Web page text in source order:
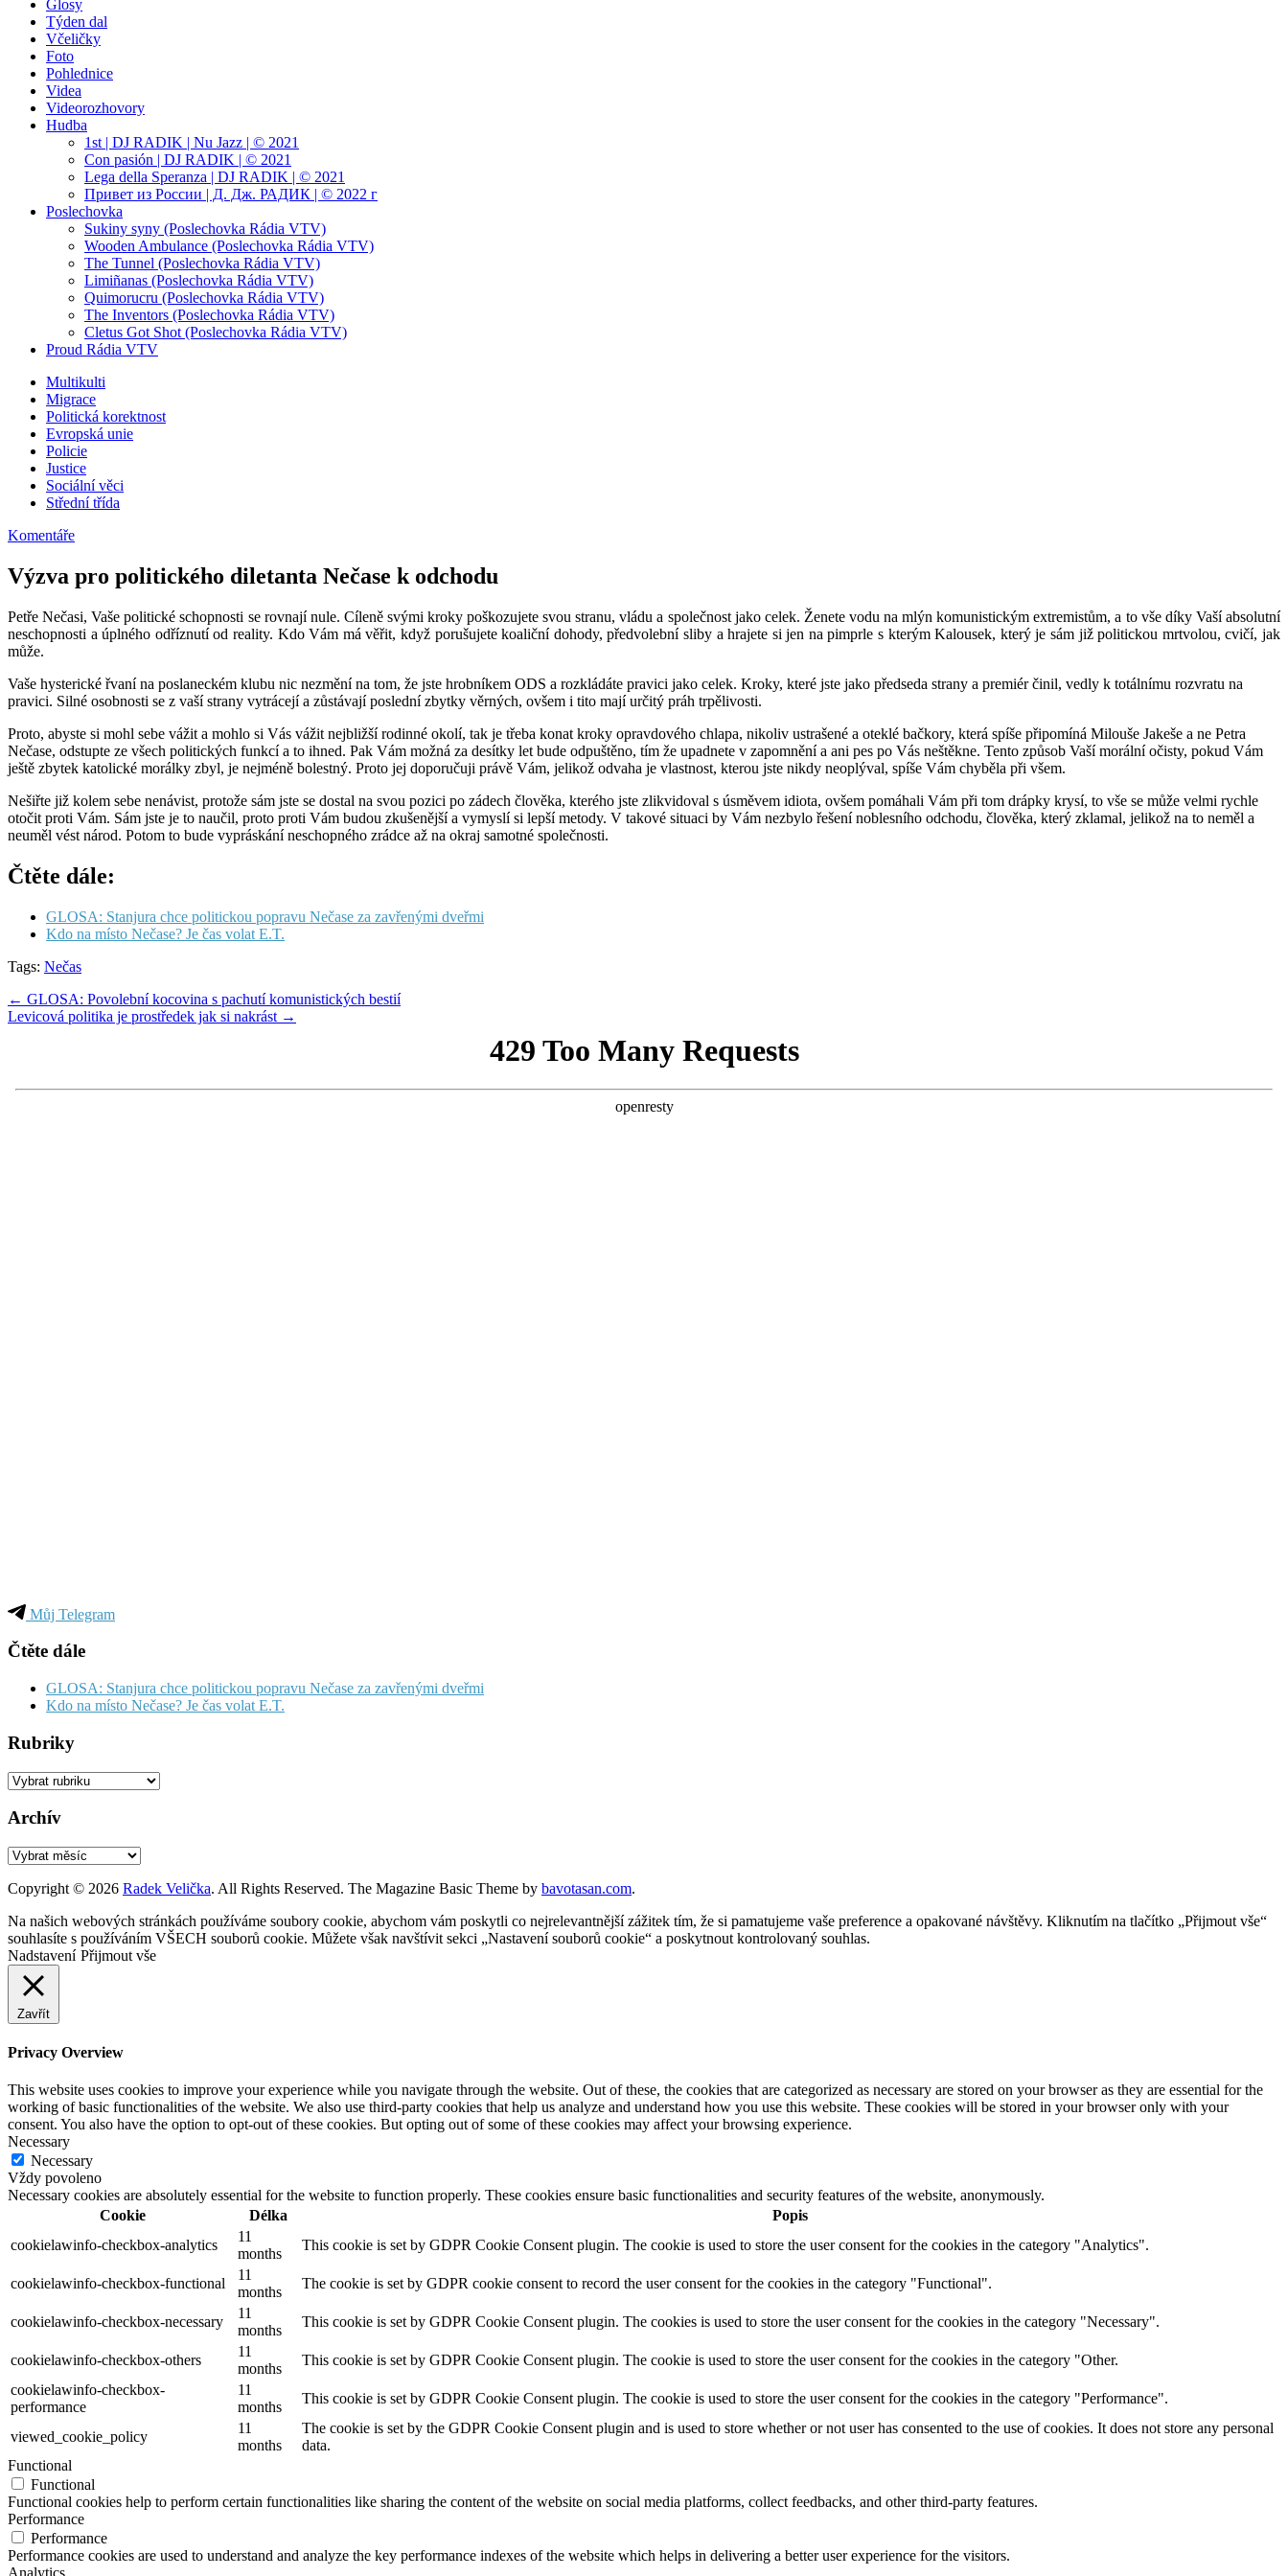
contentGlosy
Týden dal
Včeličky
Foto
Pohlednice
Videa
Videorozhovory
Hudba
1st | DJ RADIK | Nu Jazz | © 2021
Con pasión | DJ RADIK | © 2021
Lega della Speranza | DJ RADIK | © 2021
Привет из России | Д. Дж. РАДИК | © 2022 г
Poslechovka
Sukiny syny (Poslechovka Rádia VTV)
Wooden Ambulance (Poslechovka Rádia VTV)
The Tunnel (Poslechovka Rádia VTV)
Limiñanas (Poslechovka Rádia VTV)
Quimorucru (Poslechovka Rádia VTV)
The Inventors (Poslechovka Rádia VTV)
Cletus Got Shot (Poslechovka Rádia VTV)
Proud Rádia VTV
Sub
menu
Multikulti
Migrace
Politická korektnost
Evropská unie
Policie
Justice
Sociální věci
Střední třída
Komentáře
Výzva pro politického diletanta Nečase k odchodu
Petře Nečasi, Vaše politické schopnosti se rovnají nule. Cíleně svými kroky poškozujete svou stranu, vládu a společnost jako celek. Ženete vodu na mlýn komunistickým extremistům, a to vše díky Vaší absolutní
neschopnosti a úplného odříznutí od reality. Kdo Vám má věřit, když porušujete koaliční dohody, předvolební sliby a hrajete si jen na pimprle s kterým Kalousek, který je sám již politickou mrtvolou, cvičí, jak
může.
Vaše hysterické řvaní na poslaneckém klubu nic nezmění na tom, že jste hrobníkem ODS a rozkládáte pravici jako celek. Kroky, které jste jako předseda strany a premiér činil, vedly k totálnímu rozvratu na
pravici. Silné osobnosti se z vaší strany vytrácejí a zůstávají poslední zbytky věrných, ovšem i tito mají určitý práh trpělivosti.
Proto, abyste si mohl sebe vážit a mohlo si Vás vážit nejbližší rodinné okolí, tak je třeba konat kroky opravdového chlapa, nikoliv ustrašené a oteklé bačkory, která spíše připomíná Milouše Jakeše a ne Petra
Nečase, odstupte ze všech politických funkcí a to ihned. Pak Vám možná za desítky let bude odpuštěno, tím že upadnete v zapomnění a ani pes po Vás neštěkne. Tento způsob Vaší morální očisty, pokud Vám
ještě zbytek katolické morálky zbyl, je nejméně bolestný. Proto jej doporučuji právě Vám, jelikož odvaha je vlastnost, kterou jste nikdy neoplýval, spíše Vám chyběla při všem.
Nešiřte již kolem sebe nenávist, protože sám jste se dostal na svou pozici po zádech člověka, kterého jste zlikvidoval s úsměvem idiota, ovšem pomáhali Vám při tom drápky krysí, to vše se může velmi rychle
otočit proti Vám. Sám jste je to naučil, proto proti Vám budou zkušenější a vymyslí si lepší metody. V takové situaci by Vám nezbylo řešení noblesního odchodu, člověka, který zklamal, jelikož na to neměl a
neuměl vést národ. Potom to bude vypráskání neschopného zrádce až na okraj samotné společnosti.
Čtěte dále:
GLOSA: Stanjura chce politickou popravu Nečase za zavřenými dveřmi
Kdo na místo Nečase? Je čas volat E.T.
Tags: Nečas
Post
navigation
← GLOSA: Povolební kocovina s pachutí komunistických bestií
Levicová politika je prostředek jak si nakrást →
Můj Telegram
Čtěte dále
GLOSA: Stanjura chce politickou popravu Nečase za zavřenými dveřmi
Kdo na místo Nečase? Je čas volat E.T.
Rubriky
Rubriky
Archív
Archív
Copyright © 2026 Radek Velička. All Rights Reserved. The Magazine Basic Theme by bavotasan.com.
Na našich webových stránkách používáme soubory cookie, abychom vám poskytli co nejrelevantnější zážitek tím, že si pamatujeme vaše preference a opakované návštěvy. Kliknutím na tlačítko „Přijmout vše“
souhlasíte s používáním VŠECH souborů cookie. Můžete však navštívit sekci „Nastavení souborů cookie“ a poskytnout kontrolovaný souhlas.
Nadstavení Přijmout vše
Zavřít
Privacy Overview
This website uses cookies to improve your experience while you navigate through the website. Out of these, the cookies that are categorized as necessary are stored on your browser as they are essential for the
working of basic functionalities of the website. We also use third-party cookies that help us analyze and understand how you use this website. These cookies will be stored in your browser only with your
consent. You also have the option to opt-out of these cookies. But opting out of some of these cookies may affect your browsing experience.
Necessary
Necessary
Vždy povoleno
Necessary cookies are absolutely essential for the website to function properly. These cookies ensure basic functionalities and security features of the website, anonymously.
Cookie
Délka
Popis
cookielawinfo-checkbox-analytics
11
months
This cookie is set by GDPR Cookie Consent plugin. The cookie is used to store the user consent for the cookies in the category "Analytics".
cookielawinfo-checkbox-functional
11
months
The cookie is set by GDPR cookie consent to record the user consent for the cookies in the category "Functional".
cookielawinfo-checkbox-necessary
11
months
This cookie is set by GDPR Cookie Consent plugin. The cookies is used to store the user consent for the cookies in the category "Necessary".
cookielawinfo-checkbox-others
11
months
This cookie is set by GDPR Cookie Consent plugin. The cookie is used to store the user consent for the cookies in the category "Other.
cookielawinfo-checkbox-
performance
11
months
This cookie is set by GDPR Cookie Consent plugin. The cookie is used to store the user consent for the cookies in the category "Performance".
viewed_cookie_policy
11
months
The cookie is set by the GDPR Cookie Consent plugin and is used to store whether or not user has consented to the use of cookies. It does not store any personal
data.
Functional
Functional
Functional cookies help to perform certain functionalities like sharing the content of the website on social media platforms, collect feedbacks, and other third-party features.
Performance
Performance
Performance cookies are used to understand and analyze the key performance indexes of the website which helps in delivering a better user experience for the visitors.